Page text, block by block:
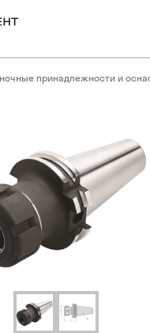
принадлежности и